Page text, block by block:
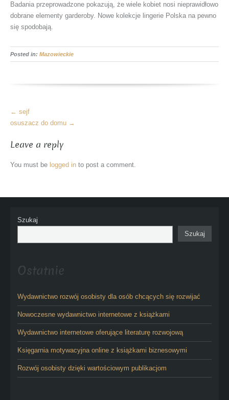
Badania przeprowadzone pokazują, że wiele kobiet nosi nieprawidłowo
dobrane elementy garderoby. Nowe kolekcje lingerie Polska na pewno
się spodobają.
Posted in: Mazowieckie
More
Articles
← sejf
osuszacz do domu →
Leave a reply
You must be logged in to post a comment.
Szukaj
Szukaj
Ostatnie
Wydawnictwo rozwój osobisty dla osób chcących się rozwijać
Nowoczesne wydawnictwo internetowe z książkami
Wydawnictwo internetowe oferujące literaturę rozwojową
Księgarnia motywacyjna online z książkami biznesowymi
Rozwój osobisty dzięki wartościowym publikacjom